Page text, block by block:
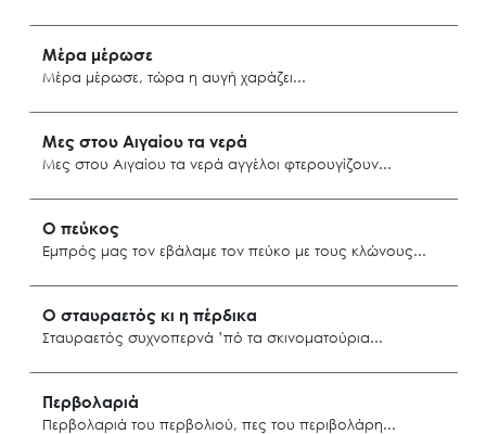
Search
Νέα – Δημοσιότητα
Αστυπάλαια
Μέρα μέρωσε
Μέρα μέρωσε, τώρα η αυγή χαράζει
Κάλυμνος
Μες στου Αιγαίου τα νερά
Μες στου Αιγαίου τα νερά αγγέλοι φτερουγίζουν
Ο πεύκος
Εμπρός μας τον εβάλαμε τον πεύκο με τους κλώνους
Νίσυρος
Ο σταυραετός κι η πέρδικα
Σταυραετός συχνοπερνά ’πό τα σκινοματούρια
Όλυμπος Καρπάθου
Περβολαριά
Περβολαριά του περβολιού, πες του περιβολάρη